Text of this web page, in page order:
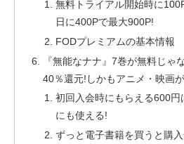
無料トライアル開始時に
日に400Pで最大900P!
FODプレミアムの基本情報
『無能なナナ』7巻が無料じゃ
40％還元!しかもアニメ・映画
初回入会時にもらえる600
にも使える!
ずっと電子書籍を買うと購